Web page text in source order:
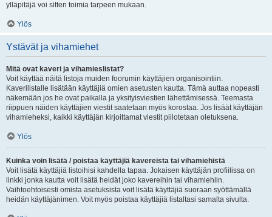
ylläpitäjä voi sitten toimia tarpeen mukaan.
Ylös
Ystävät ja vihamiehet
Mitä ovat kaveri ja vihamieslistat?
Voit käyttää näitä listoja muiden foorumin käyttäjien organisointiin.
Kaverilistalle lisätään käyttäjiä omien asetusten kautta. Tämä auttaa nopeasti
näkemään jos he ovat paikalla ja yksityisviestien lähettämisessä. Teemasta
riippuen näiden käyttäjien viestit saatetaan myös korostaa. Jos lisäät käyttäjän
vihamieheksi, kaikki käyttäjän kirjoittamat viestit piilotetaan oletuksena.
Ylös
Kuinka voin lisätä / poistaa käyttäjiä kavereista tai vihamiehistä
Voit lisätä käyttäjiä listoihisi kahdella tapaa. Jokaisen käyttäjän profiilissa on
linkki jonka kautta voit lisätä heidät joko kavereihin tai vihamiehiin.
Vaihtoehtoisesti omista asetuksista voit lisätä käyttäjiä suoraan syöttämällä
heidän käyttäjänimen. Voit myös poistaa käyttäjiä listaltasi samalta sivulta.